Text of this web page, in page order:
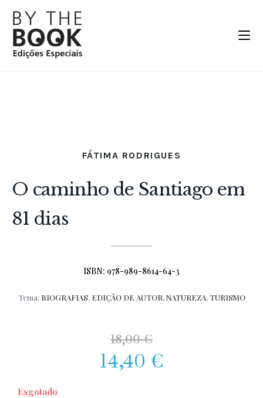
FÁTIMA RODRIGUES
O caminho de Santiago em
81 dias
ISBN: 978-989-8614-64-3
Tema: BIOGRAFIAS, EDIÇÃO DE AUTOR,NATUREZA, TURISMO
18,00€
14,40 €
Esgotado